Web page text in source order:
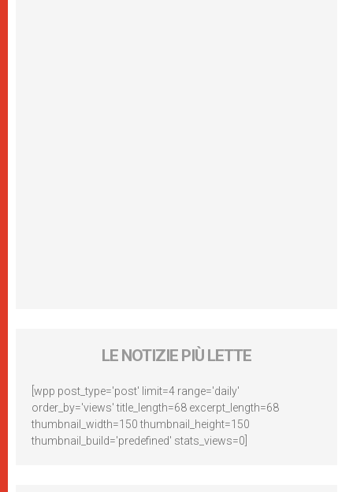
LE NOTIZIE PIÙ LETTE
[wpp post_type='post' limit=4 range='daily'
order_by='views' title_length=68 excerpt_length=68
thumbnail_width=150 thumbnail_height=150
thumbnail_build='predefined' stats_views=0]